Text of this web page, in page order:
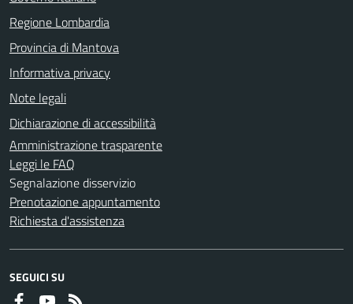
Regione Lombardia
Provincia di Mantova
Informativa privacy
Note legali
Dichiarazione di accessibilità
Amministrazione trasparente
Leggi le FAQ
Segnalazione disservizio
Prenotazione appuntamento
Richiesta d'assistenza
SEGUICI SU